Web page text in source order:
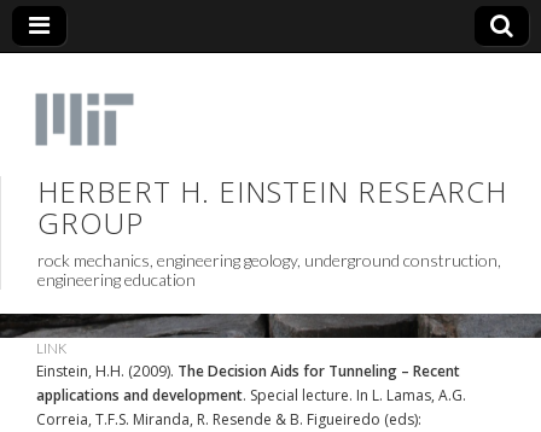
HERBERT H. EINSTEIN RESEARCH
GROUP
rock mechanics, engineering geology, underground construction,
engineering education
LINK
Einstein, H.H. (2009). The Decision Aids for Tunneling – Recent
applications and development. Special lecture. In L. Lamas, A.G.
Correia, T.F.S. Miranda, R. Resende & B. Figueiredo (eds):